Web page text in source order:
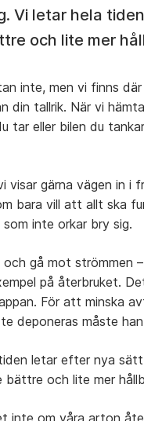
Vi letar hela
och lite mer
inte, men vi finns
din tallrik. När vi
tar eller bilen du
visar gärna vägen in i
bara vill att allt ska
inte orkar bry sig.
gå mot strömmen
på återbruket.
För att minska
deponeras måste
letar efter nya
bättre och lite mer
inte om våra arton